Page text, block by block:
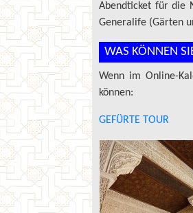
Abendticket für die
Generalife (Gärten
WAS KÖNNEN
Wenn im Online-
können:
GEFÜRTE TOUR